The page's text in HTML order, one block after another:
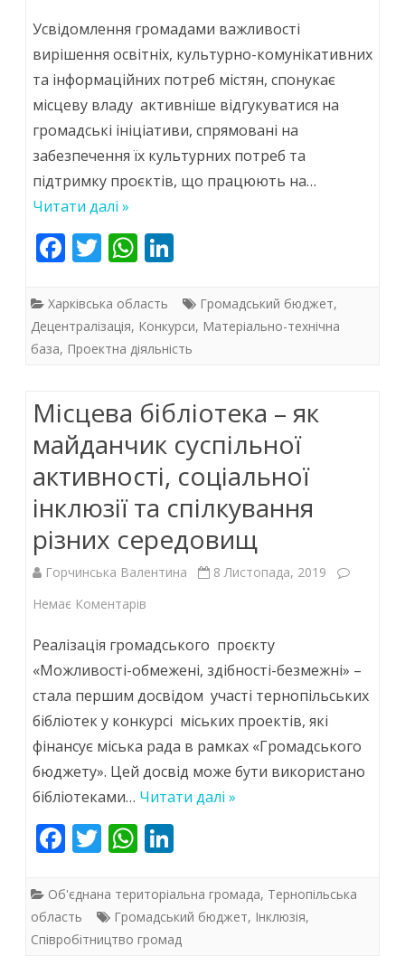
бібліотеки
за
ініціативи
громади
Усвідомлення громадами важливості
вирішення освітніх, культурно-комунікативних
та інформаційних потреб містян, спонукає
місцеву владу активніше відгукуватися на
громадські ініціативи, спрямовані на
забезпечення їх культурних потреб та
підтримку проєктів, що працюють на…
Читати далі »
F
e
b
o
k
T
itt
er
W
at
s
A
p
p
k
e
dI
n
Харківська область Громадський бюджет,
Децентралізація, Конкурси, Матеріально-технічна
база, Проектна діяльність
Місцева бібліотека – як
майданчик суспільної
активності, соціальної
інклюзії та спілкування
різних середовищ
Горчинська Валентина
8 Листопада, 2019
Немає Коментарів
бібліотека
–
як
суспільної
активності,
соціальної
інклюзії
та
спілкування
Реалізація громадського проєкту
«Можливості-обмежені, здібності-безмежні» –
стала першим досвідом участі тернопільських
бібліотек у конкурсі міських проектів, які
фінансує міська рада в рамках «Громадського
бюджету». Цей досвід може бути використано
бібліотеками… Читати далі »
F
e
b
o
T
itt
er
W
at
s
A
k
e
dI
Об'єднана територіальна громада, Тернопільська
область
Громадський бюджет, Інклюзія,
Співробітництво громад